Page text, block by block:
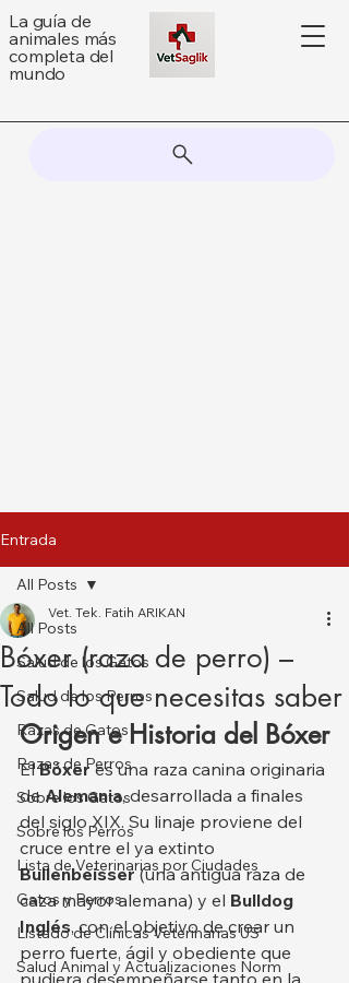
La guía de
animales más
completa del
mundo
Entrada
All Posts
Salud de los Gatos
Salud de los Perros
Razas de Gatos
Razas de Perros
Sobre los Gatos
Sobre los Perros
Lista de Veterinarias por Ciudades
Gatos y Perros
Listado de Clínicas Veterinarias US
Salud Animal y Actualizaciones Norm
All Posts
Bóxer (raza de perro) –
Todo lo que necesitas saber
Vet. Tek. Fatih ARIKAN
Origen e Historia del Bóxer
El Bóxer es una raza canina originaria
de Alemania, desarrollada a finales
del siglo XIX. Su linaje proviene del
cruce entre el ya extinto
Bullenbeisser (una antigua raza de
caza mayor alemana) y el Bulldog
Inglés, con el objetivo de crear un
perro fuerte, ágil y obediente que
pudiera desempeñarse tanto en la